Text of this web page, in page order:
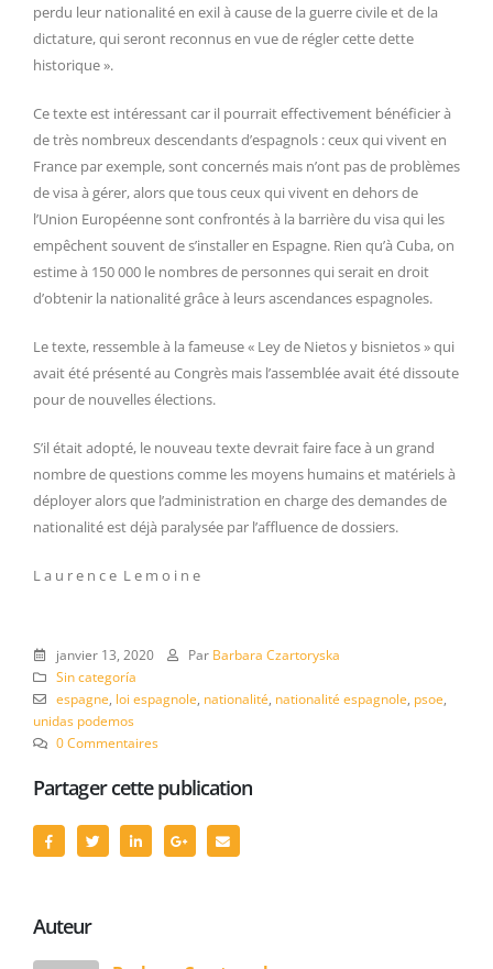
perdu leur nationalité en exil à cause de la guerre civile et de la
dictature, qui seront reconnus en vue de régler cette dette
historique ».
Ce texte est intéressant car il pourrait effectivement bénéficier à
de très nombreux descendants d’espagnols : ceux qui vivent en
France par exemple, sont concernés mais n’ont pas de problèmes
de visa à gérer, alors que tous ceux qui vivent en dehors de
l’Union Européenne sont confrontés à la barrière du visa qui les
empêchent souvent de s’installer en Espagne. Rien qu’à Cuba, on
estime à 150 000 le nombres de personnes qui serait en droit
d’obtenir la nationalité grâce à leurs ascendances espagnoles.
Le texte, ressemble à la fameuse « Ley de Nietos y bisnietos » qui
avait été présenté au Congrès mais l’assemblée avait été dissoute
pour de nouvelles élections.
S’il était adopté, le nouveau texte devrait faire face à un grand
nombre de questions comme les moyens humains et matériels à
déployer alors que l’administration en charge des demandes de
nationalité est déjà paralysée par l’affluence de dossiers.
L a u r e n c e L e m o i n e
janvier 13, 2020 Par Barbara Czartoryska
Sin categoría
espagne loi espagnole nationalité nationalité espagnole psoe
unidas podemos
0 Commentaires
Partager cette publication
Auteur